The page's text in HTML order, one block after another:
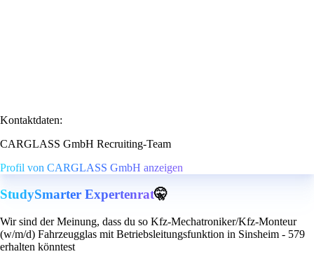
Kontaktdaten:
CARGLASS GmbH Recruiting-Team
Profil von CARGLASS GmbH anzeigen
StudySmarter Expertenrat🤫
Wir sind der Meinung, dass du so Kfz-Mechatroniker/Kfz-Monteur
(w/m/d) Fahrzeugglas mit Betriebsleitungsfunktion in Sinsheim - 579
erhalten könntest